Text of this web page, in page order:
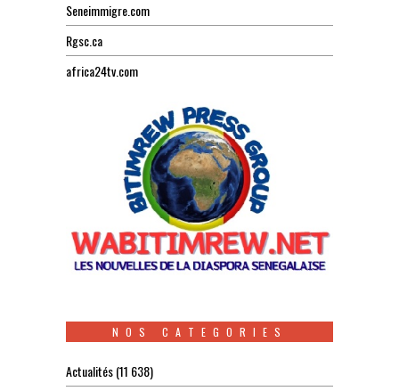
Seneimmigre.com
Rgsc.ca
africa24tv.com
NOS CATEGORIES
Actualités(11 638)